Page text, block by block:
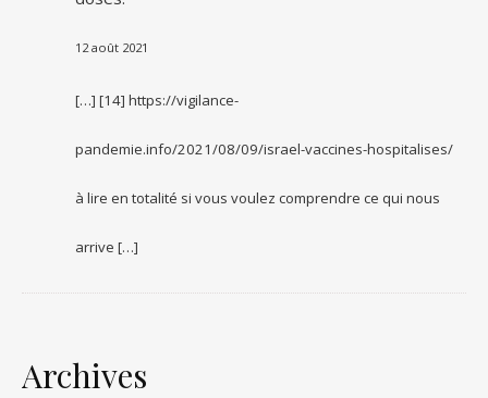
12 août 2021
[…] [14] https://vigilance-
pandemie.info/2021/08/09/israel-vaccines-hospitalises/
à lire en totalité si vous voulez comprendre ce qui nous
arrive […]
Archives